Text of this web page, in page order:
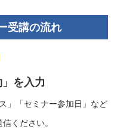
受講の流れ
」を入力
」「セミナー参加日」など
ください。